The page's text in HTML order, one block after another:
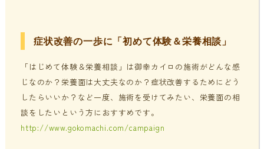
症状改善の一歩に「初めて体験＆栄養相談」
「はじめて体験＆栄養相談」は御幸カイロの施術がどんな感
じなのか？栄養面は大丈夫なのか？症状改善するためにどう
したらいいか？など一度、施術を受けてみたい、栄養面の相
談をしたいという方におすすめです。
http://www.gokomachi.com/campaign